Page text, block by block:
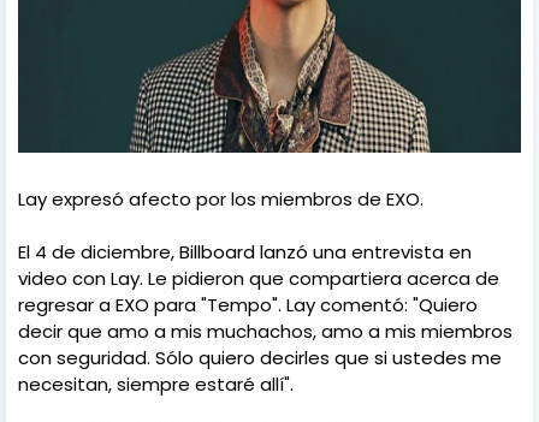
Lay expresó afecto por los miembros de EXO.
El 4 de diciembre, Billboard lanzó una entrevista en
video con Lay. Le pidieron que compartiera acerca de
regresar a EXO para "Tempo". Lay comentó: "Quiero
decir que amo a mis muchachos, amo a mis miembros
con seguridad. Sólo quiero decirles que si ustedes me
necesitan, siempre estaré allí".